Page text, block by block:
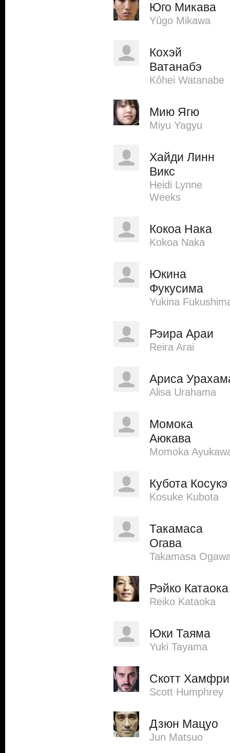
Юго Микава
Yûgo Mikawa
Кохэй
Ватанабэ
Kôhei Watanabe
Мию Ягю
Miyu Yagyu
Хайди Линн
Викс
Heidi Lynne
Weeks
Кокоа Нака
Kokoa Naka
Юкина
Фукусима
Yukina
Рэира Араи
Reira Arai
Ариса
Alisa Urahama
Момока
Аюкава
Momoka
Кубота Косукэ
Kosuke Kubota
Такамаса
Огава
Takamasa
Рэйко Катаока
Reiko Kataoka
Юки Таяма
Yuki Tayama
Скотт Хамфри
Scott Humphrey
Дзюн Мацуо
Jun Matsuo